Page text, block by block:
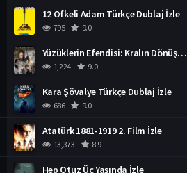
12 Öfkeli Adam Türkçe Dublaj İzle
795 9.0
Yüzüklerin Efendisi: Kralın Dönüşü İzle
1,224 9.0
Kara Şövalye Türkçe Dublaj İzle
686 9.0
Atatürk 1881-1919 2. Film İzle
13,373 8.9
Hep Otuz Üç Yaşında İzle